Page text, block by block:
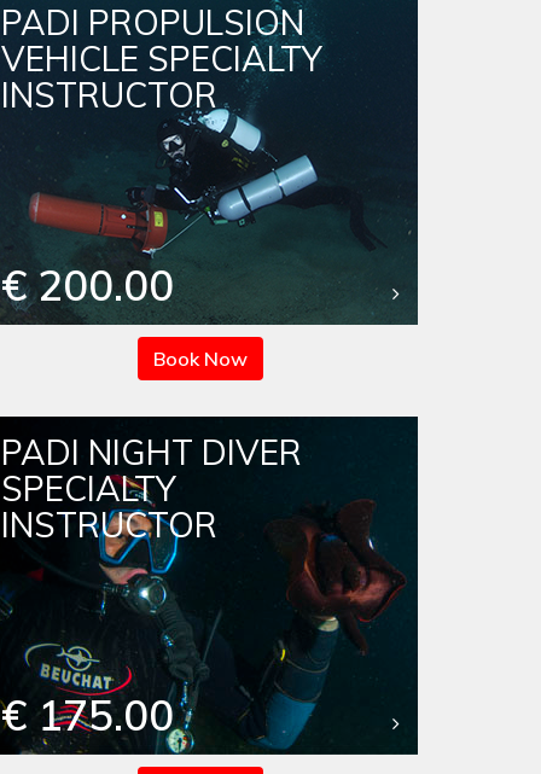
PADI PROPULSION
VEHICLE SPECIALTY
INSTRUCTOR
€ 200.00
Book Now
PADI NIGHT DIVER
SPECIALTY
INSTRUCTOR
€ 175.00